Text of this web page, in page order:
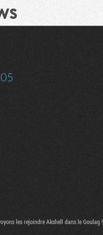
les rejoindre Akshell dans le Goulag !